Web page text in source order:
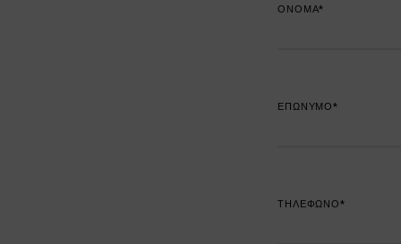
ΟΝΟΜΑ*
ΕΠΩΝΥΜΟ*
ΤΗΛΕΦΩΝΟ*